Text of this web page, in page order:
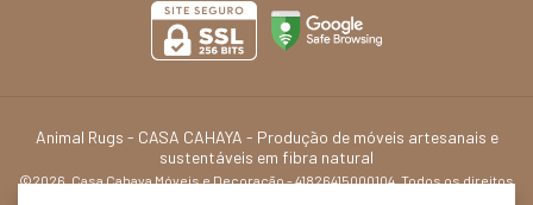
Animal Rugs - CASA CAHAYA - Produção de móveis artesanais e
sustentáveis em fibra natural
©2026. Casa Cahaya Móveis e Decoração - 41826415000104. Todos os direitos